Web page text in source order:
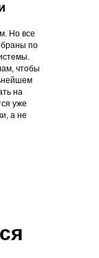
Но все
по
чтобы
на
уже
а не